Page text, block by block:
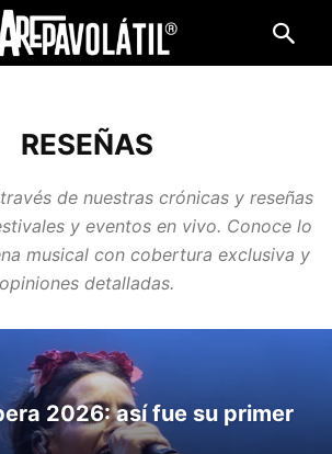
RESEÑAS
de nuestras crónicas y reseñas
y eventos en vivo. Conoce lo
musical con cobertura exclusiva y
opiniones detalladas.
2026: así fue su primer